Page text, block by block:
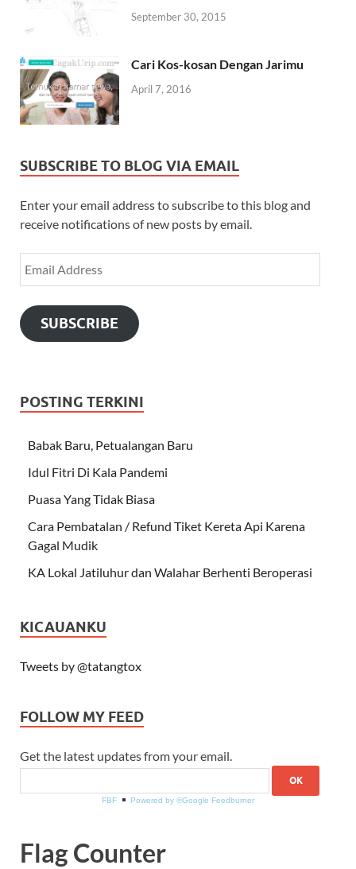
September 30, 2015
Cari Kos-kosan Dengan Jarimu
April 7, 2016
SUBSCRIBE TO BLOG VIA EMAIL
Enter your email address to subscribe to this blog and
receive notifications of new posts by email.
SUBSCRIBE
POSTING TERKINI
Babak Baru, Petualangan Baru
Idul Fitri Di Kala Pandemi
Puasa Yang Tidak Biasa
Cara Pembatalan / Refund Tiket Kereta Api Karena
Gagal Mudik
KA Lokal Jatiluhur dan Walahar Berhenti Beroperasi
KICAUANKU
Tweets by @tatangtox
FOLLOW MY FEED
Get the latest updates from your email.
FBF Powered by ®Google Feedburner
Flag Counter